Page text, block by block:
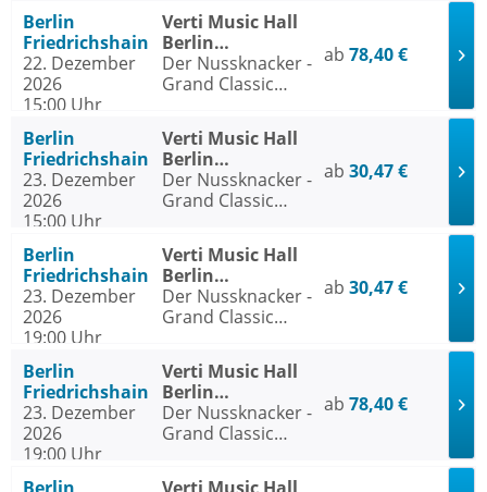
traditionelle
Wintertournee
Berlin
Friedrichshain
22. Dezember
2026
15:00 Uhr
Verti Music Hall
Berlin
Friedrichshain
Der Nussknacker -
Grand Classic
traditionelle
Wintertournee
ab 78,40 €
Berlin
Friedrichshain
23. Dezember
2026
15:00 Uhr
Verti Music Hall
Berlin
Friedrichshain
Der Nussknacker -
Grand Classic
traditionelle
Wintertournee
ab 30,47 €
Berlin
Friedrichshain
23. Dezember
2026
19:00 Uhr
Verti Music Hall
Berlin
Friedrichshain
Der Nussknacker -
Grand Classic
traditionelle
Wintertournee
ab 30,47 €
Berlin
Friedrichshain
23. Dezember
2026
19:00 Uhr
Verti Music Hall
Berlin
Friedrichshain
Der Nussknacker -
Grand Classic
traditionelle
ab 78,40 €